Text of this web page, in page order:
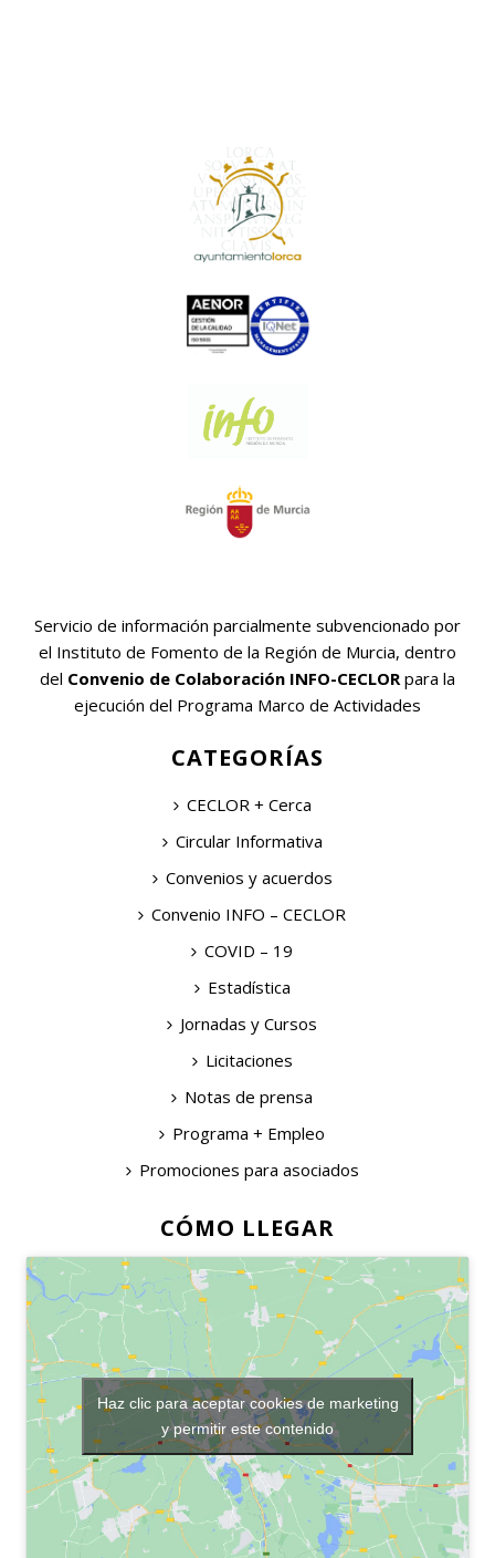
Servicio de información parcialmente subvencionado por
el Instituto de Fomento de la Región de Murcia, dentro
del Convenio de Colaboración INFO-CECLOR para la
ejecución del Programa Marco de Actividades
CATEGORÍAS
CECLOR + Cerca
Circular Informativa
Convenios y acuerdos
Convenio INFO – CECLOR
COVID – 19
Estadística
Jornadas y Cursos
Licitaciones
Notas de prensa
Programa + Empleo
Promociones para asociados
CÓMO LLEGAR
Haz clic para aceptar cookies de marketing
y permitir este contenido